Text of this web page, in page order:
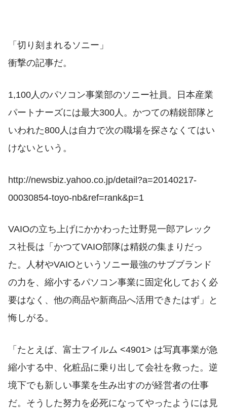
「切り刻まれるソニー」
衝撃の記事だ。
1,100人のパソコン事業部のソニー社員。日本産業
パートナーズには最大300人。かつての精鋭部隊と
いわれた800人は自力で次の職場を探さなくてはい
けないという。
http://newsbiz.yahoo.co.jp/detail?a=20140217-
00030854-toyo-nb&ref=rank&p=1
VAIOの立ち上げにかかわった辻野晃一郎アレック
ス社長は「かつてVAIO部隊は精鋭の集まりだっ
た。人材やVAIOというソニー最強のサブブランド
の力を、縮小するパソコン事業に固定化しておく必
要はなく、他の商品や新商品へ活用できたはず」と
悔しがる。
「たとえば、富士フイルム <4901> は写真事業が急
縮小する中、化粧品に乗り出して会社を救った。逆
境下でも新しい事業を生み出すのが経営者の仕事
だ。そうした努力を必死になってやったようには見